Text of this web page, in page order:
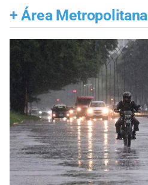
+ Área Metropolitana